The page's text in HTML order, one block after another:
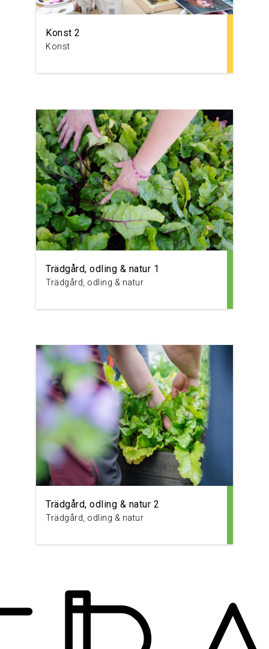
Konst 2
Konst
Trädgård, odling & natur 1
Trädgård, odling & natur
Trädgård, odling & natur 2
Trädgård, odling & natur